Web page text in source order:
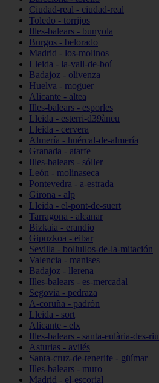
Ciudad-real - ciudad-real
Toledo - torrijos
Illes-balears - bunyola
Burgos - belorado
Madrid - los-molinos
Lleida - la-vall-de-boí
Badajoz - olivenza
Huelva - moguer
Alicante - altea
Illes-balears - esporles
Lleida - esterri-d39àneu
Lleida - cervera
Almería - huércal-de-almería
Granada - atarfe
Illes-balears - sóller
León - molinaseca
Pontevedra - a-estrada
Girona - alp
Lleida - el-pont-de-suert
Tarragona - alcanar
Bizkaia - erandio
Gipuzkoa - eibar
Sevilla - bollullos-de-la-mitación
Valencia - manises
Badajoz - llerena
Illes-balears - es-mercadal
Segovia - pedraza
A-coruña - padrón
Lleida - sort
Alicante - elx
Illes-balears - santa-eulària-des-riu
Asturias - avilés
Santa-cruz-de-tenerife - güímar
Illes-balears - muro
Madrid - el-escorial